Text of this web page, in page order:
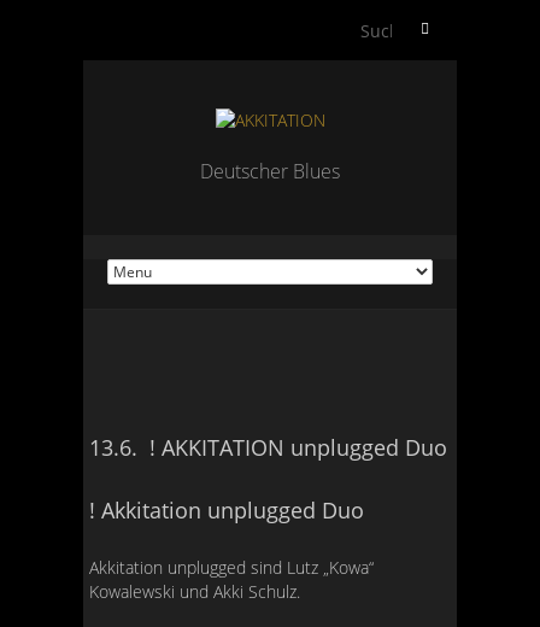
h
:
Deutscher Blues
13.6. ! AKKITATION unplugged Duo
! Akkitation unplugged Duo
Akkitation unplugged sind Lutz „Kowa“
Kowalewski und Akki Schulz.